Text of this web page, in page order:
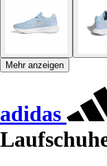
Mehr anzeigen
adidas